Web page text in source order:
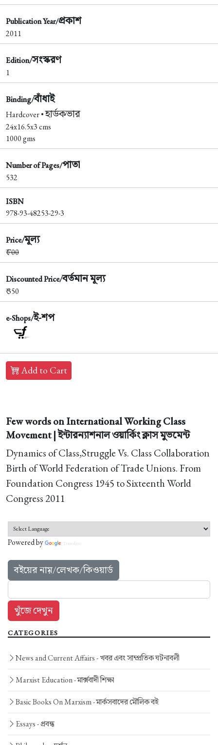
Publication Year/প্রকাশ
2011
Edition/সংস্করণ
1
Binding/বাঁধাই
Hardcover •হার্ডকভার
24x16.5x3 cms
1000 gms
Number of Pages/পাতা
532
ISBN
978-93-48253-29-3
Price/মূল্য
₹700
Discounted Price/বর্তমান মূল্য
₹ 350
e-Shops/ই-শপ
Add to Cart
Few words on International Working Class
Movement | ইন্টারন্যাশনাল ওয়ার্কিং ক্লাস মুভমেন্ট
Dynamics of Class,Struggle Vs. Class Collaboration
Birth of World Federation of Trade Unions. From
Foundation Congress 1945 to Sixteenth World
Congress 2011
Powered by Translate
বইয়ের নাম়/লেখক/কিওয়ার্ড
CATEGORIES
News and Current Affairs -খবর এবং সাম্প্রতিক ঘটনাবলী
Marxist Education -মার্ক্সবাদী শিক্ষা
Basic Books On Marxism -মার্কসবাদের মৌলিক বই
Essays -প্রবন্ধ